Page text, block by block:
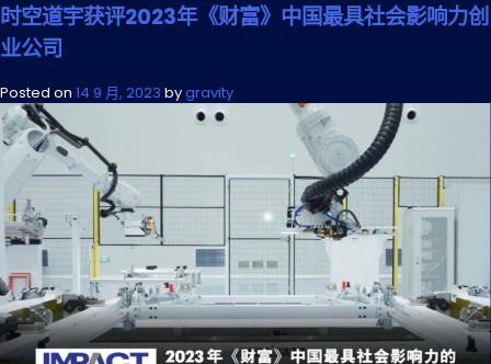
时空道宇获评2023年《财富》中国最具社会影响力创
业公司
Posted on 14 9 月, 2023 bygravity